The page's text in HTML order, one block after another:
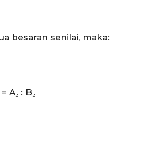
besaran senilai, maka:
A₂ : B₂